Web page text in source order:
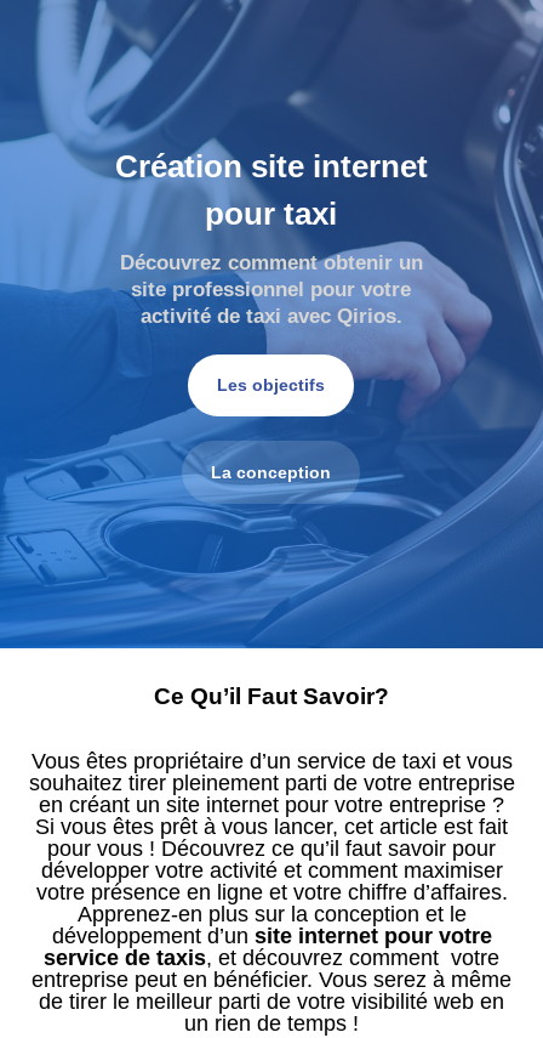
Création site internet
pour taxi
Découvrez comment obtenir un
site professionnel pour votre
activité de taxi avec Qirios.
Les objectifs
La conception
Ce Qu’il Faut Savoir?
Vous êtes propriétaire d’un service de taxi et vous
souhaitez tirer pleinement parti de votre entreprise
en créant un site internet pour votre entreprise ?
Si vous êtes prêt à vous lancer, cet article est fait
pour vous ! Découvrez ce qu’il faut savoir pour
développer votre activité et comment maximiser
votre présence en ligne et votre chiffre d’affaires.
Apprenez-en plus sur la conception et le
développement d’un site internet pour votre
service de taxis, et découvrez comment votre
entreprise peut en bénéficier. Vous serez à même
de tirer le meilleur parti de votre visibilité web en
un rien de temps !